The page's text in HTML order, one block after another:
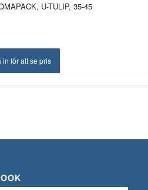
U-TULIP, 35-45
för att se pris